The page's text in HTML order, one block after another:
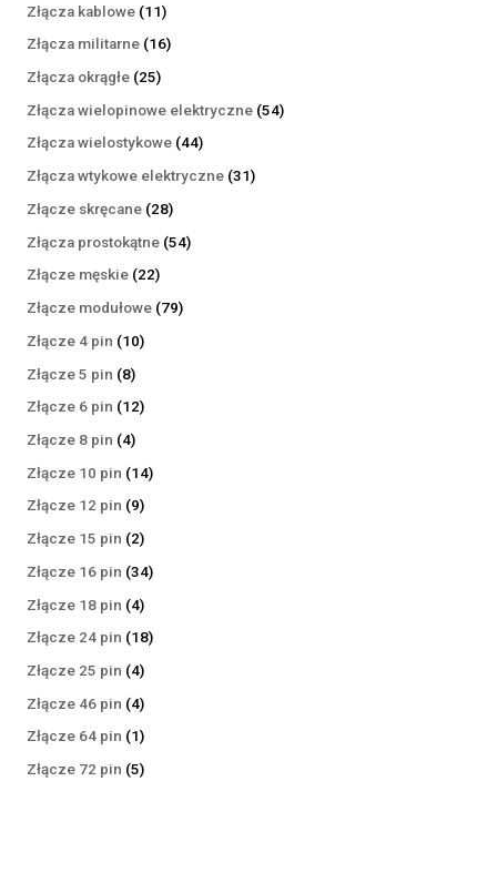
Złącza kablowe 1111
produktów
Złącza militarne 1616
Złącza okrągłe 2525
produktów
Złącza wielopinowe elektryczne 5454
Złącza wielostykowe 4444
produkty
Złącza wtykowe elektryczne 3131
Złącze skręcane 2828
produktów
Złącza prostokątne 5454
Złącze męskie 2222
produkty
Złącze modułowe 7979
Złącze 4 pin 1010
Złącze 5 pin 88
produktów
Złącze 6 pin 1212
Złącze 8 pin 44
produkty
Złącze 10 pin 1414
Złącze 12 pin 99
produktów
Złącze 15 pin 22
produkty
Złącze 16 pin 3434
Złącze 18 pin 44
produkty
Złącze 24 pin 1818
Złącze 25 pin 44
produkty
Złącze 46 pin 44
produkty
Złącze 64 pin 11
produkt
Złącze 72 pin 55